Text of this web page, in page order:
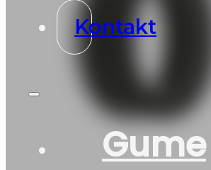
Kontakt
Gume